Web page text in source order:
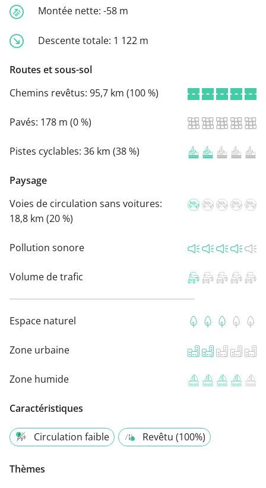
Montée nette: -58 m
Descente totale: 1 122 m
Routes et sous-sol
Chemins revêtus: 95,7 km (100 %)
Pavés: 178 m (0 %)
Pistes cyclables: 36 km (38 %)
Paysage
Voies de circulation sans voitures:
18,8 km (20 %)
Pollution sonore
Volume de trafic
Espace naturel
Zone urbaine
Zone humide
Caractéristiques
Circulation faible Revêtu (100%)
Thèmes